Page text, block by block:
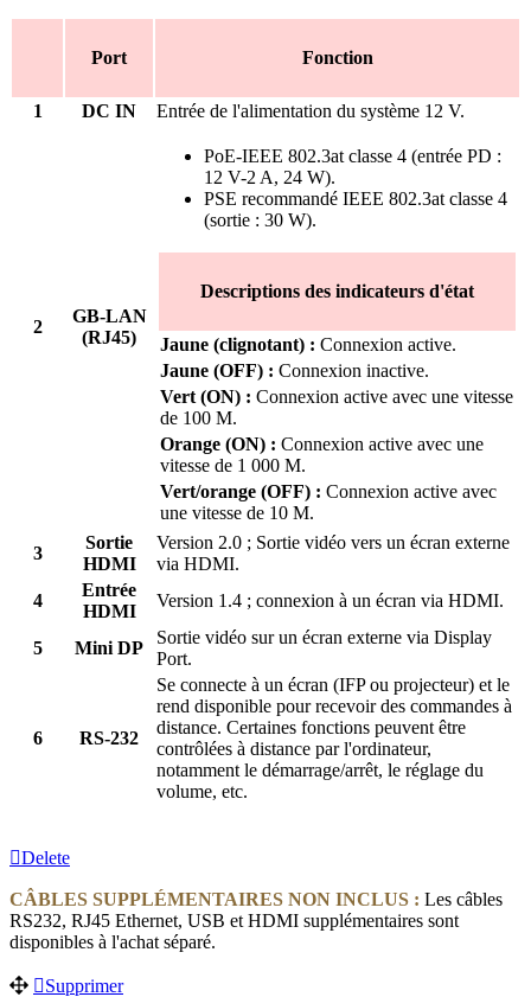
Port Fonction
1 DC IN Entrée de l'alimentation du système 12 V.
2
GB-LAN
(RJ45)
PoE-IEEE 802.3at classe 4 (entrée PD :
12 V-2 A, 24 W).
PSE recommandé IEEE 802.3at classe 4
(sortie : 30 W).
Descriptions des indicateurs d'état
Jaune (clignotant) : Connexion active.
Jaune (OFF) : Connexion inactive.
Vert (ON) : Connexion active avec une vitesse
de 100 M.
Orange (ON) : Connexion active avec une
vitesse de 1 000 M.
Vert/orange (OFF) : Connexion active avec
une vitesse de 10 M.
3
Sortie
HDMI
Version 2.0 ; Sortie vidéo vers un écran externe
via HDMI.
4
Entrée
HDMI
Version 1.4 ; connexion à un écran via HDMI.
5 Mini DP
Sortie vidéo sur un écran externe via Display
Port.
6 RS-232
Se connecte à un écran (IFP ou projecteur) et le
rend disponible pour recevoir des commandes à
distance. Certaines fonctions peuvent être
contrôlées à distance par l'ordinateur,
notamment le démarrage/arrêt, le réglage du
volume, etc.
Delete
CÂBLES SUPPLÉMENTAIRES NON INCLUS : Les câbles
RS232, RJ45 Ethernet, USB et HDMI supplémentaires sont
disponibles à l'achat séparé.
Supprimer